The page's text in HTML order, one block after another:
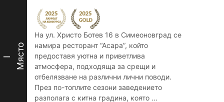
I Място
На ул. Христо Ботев 16 в Симеоновград се
намира ресторант “Асара”, който
предоставя уютна и приветлива
атмосфера, подходяща за срещи и
отбелязване на различни лични поводи.
През по-топлите сезони заведението
разполага с китна градина, която ...